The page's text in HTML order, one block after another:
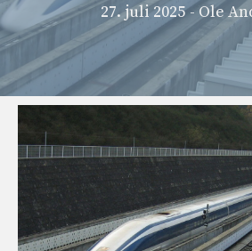
27. juli 2025 - Ole